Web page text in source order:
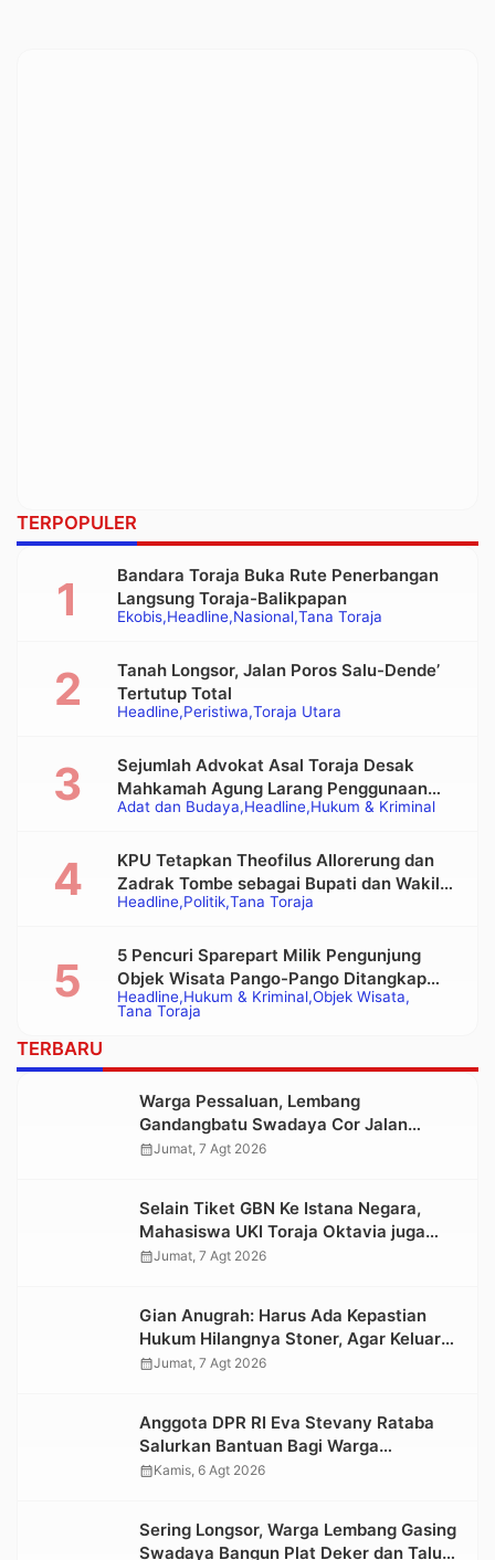
TERPOPULER
Ekobis Headline Nasional Tana Toraja
Bandara Toraja Buka Rute Penerbangan
Langsung Toraja-Balikpapan
Headline Peristiwa Toraja Utara
Tanah Longsor, Jalan Poros Salu-Dende’
Tertutup Total
Adat dan Budaya Headline Hukum & Kriminal
Sejumlah Advokat Asal Toraja Desak
Mahkamah Agung Larang Penggunaan
Alat Berat pada Eksekusi Rumah Adat
Headline Politik Tana Toraja
KPU Tetapkan Theofilus Allorerung dan
Zadrak Tombe sebagai Bupati dan Wakil
Bupati Tana Toraja Terpilih
Headline Hukum & Kriminal Objek Wisata
Tana Toraja
5 Pencuri Sparepart Milik Pengunjung
Objek Wisata Pango-Pango Ditangkap
Polisi
TERBARU
Warga Pessaluan, Lembang
Gandangbatu Swadaya Cor Jalan
Kabupaten
calendar_monthJumat, 7 Agt 2026
Selain Tiket GBN Ke Istana Negara,
Mahasiswa UKI Toraja Oktavia juga
Lolos ke Pekan Seni Mahasiswa
calendar_monthJumat, 7 Agt 2026
Gian Anugrah: Harus Ada Kepastian
Hukum Hilangnya Stoner, Agar Keluarga
tidak Larut dalam Trauma dan
calendar_monthJumat, 7 Agt 2026
Anggota DPR RI Eva Stevany Rataba
Salurkan Bantuan Bagi Warga
Terdampak Longsor di Buntu Pepasan
calendar_monthKamis, 6 Agt 2026
Sering Longsor, Warga Lembang Gasing
Swadaya Bangun Plat Deker dan Talut